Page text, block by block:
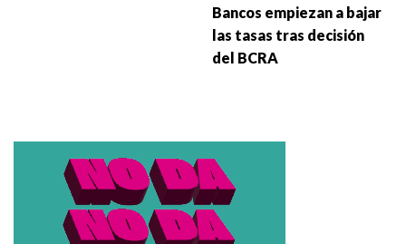
Bancos empiezan a bajar
las tasas tras decisión
del BCRA